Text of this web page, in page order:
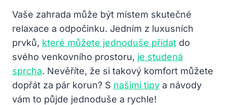
Vaše zahrada může být místem skutečné
relaxace a odpočinku. Jedním z luxusních
prvků, které můžete jednoduše přidat do
svého venkovního prostoru, je studená
sprcha. Nevěříte, že si takový komfort můžete
dopřát za pár korun? S našimi tipy a návody
vám to půjde jednoduše a rychle!